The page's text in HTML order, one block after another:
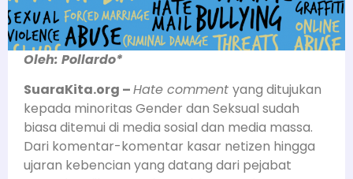
Oleh: Pollardo*
SuaraKita.org –Hate comment yang ditujukan
kepada minoritas Gender dan Seksual sudah
biasa ditemui di media sosial dan media massa.
Dari komentar-komentar kasar netizen hingga
ujaran kebencian yang datang dari pejabat